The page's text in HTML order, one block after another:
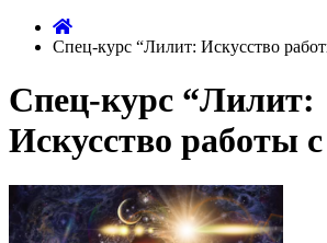
Спец-курс “Лилит: Искусство
Спец-курс “Лилит:
Искусство работы